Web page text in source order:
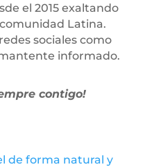
el 2015 exaltando
Latina.
sociales como
informado.
contigo!
de forma natural y